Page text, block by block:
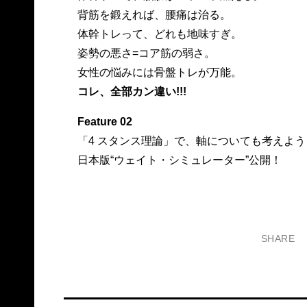
背筋を鍛えれば、腰痛は治る。
体幹トレって、どれも地味すぎ。
姿勢の悪さ=コア筋の弱さ。
女性の悩みには骨盤トレが万能。
コレ、全部カン違い!!!
Feature 02
「4 スタンス理論」で、軸についても考えよ
日本版“ウェイト・シミュレーター”公開！
SHARE